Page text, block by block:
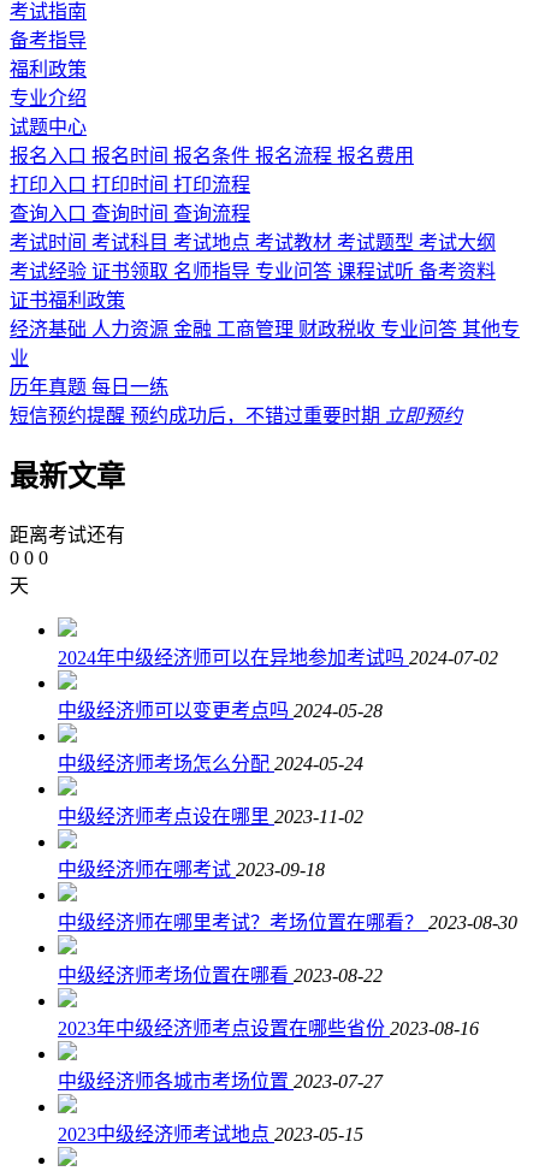
考试指南
备考指导
福利政策
专业介绍
试题中心
报名入口 报名时间 报名条件 报名流程 报名费用
打印入口 打印时间 打印流程
查询入口 查询时间 查询流程
考试时间 考试科目 考试地点 考试教材 考试题型 考试大纲
考试经验 证书领取 名师指导 专业问答 课程试听 备考资料
证书福利政策
经济基础 人力资源 金融 工商管理 财政税收 专业问答 其他专
业
历年真题 每日一练
短信预约提醒 预约成功后，不错过重要时期 立即预约
最新文章
距离考试还有
0 0 0
天
2024年中级经济师可以在异地参加考试吗 2024-07-02
中级经济师可以变更考点吗 2024-05-28
中级经济师考场怎么分配 2024-05-24
中级经济师考点设在哪里 2023-11-02
中级经济师在哪考试 2023-09-18
中级经济师在哪里考试？考场位置在哪看？ 2023-08-30
中级经济师考场位置在哪看 2023-08-22
2023年中级经济师考点设置在哪些省份 2023-08-16
中级经济师各城市考场位置 2023-07-27
2023中级经济师考试地点 2023-05-15